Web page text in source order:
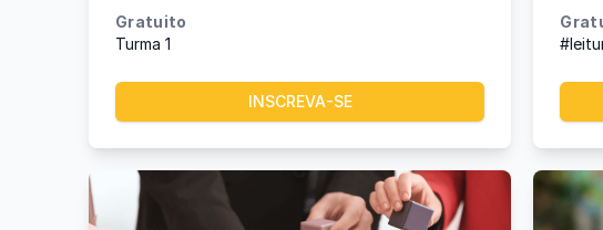
Gratuito
Turma 1
INSCREVA-SE